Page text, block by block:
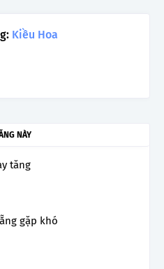
Kiều Hoa
NÀY
tăng
gặp khó